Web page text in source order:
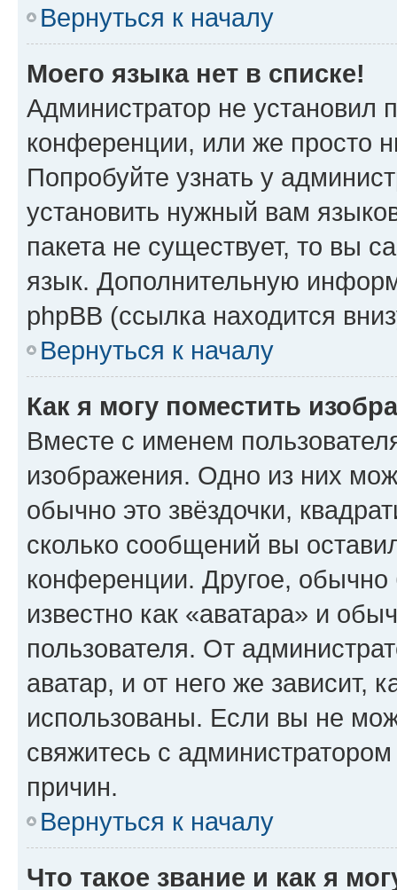
Вернуться к началу
Моего языка нет в списке!
Администратор не установил
конференции, или же просто
Попробуйте узнать у
установить нужный вам
пакета не существует, то вы
язык. Дополнительную
phpBB (ссылка находится
Вернуться к началу
Как я могу поместить
Вместе с именем
изображения. Одно из них
обычно это звёздочки,
сколько сообщений вы
конференции. Другое,
известно как «аватара» и
пользователя. От
аватар, и от него же зависит,
использованы. Если вы не
свяжитесь с
причин.
Вернуться к началу
Что такое звание и как я